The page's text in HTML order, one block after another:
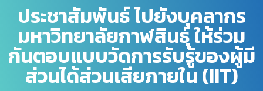
ประชาสัมพันธ์ ไปยังบุคลากร
มหาวิทยาลัยกาฬสินธุ์ ให้ร่วม
กันตอบแบบวัดการรับรู้ของผู้มี
ส่วนได้ส่วนเสียภายใน (IIT)